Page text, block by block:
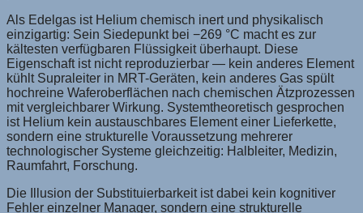
Als Edelgas ist Helium chemisch inert und physikalisch
einzigartig: Sein Siedepunkt bei −269 °C macht es zur
kältesten verfügbaren Flüssigkeit überhaupt. Diese
Eigenschaft ist nicht reproduzierbar — kein anderes Element
kühlt Supraleiter in MRT-Geräten, kein anderes Gas spült
hochreine Waferoberflächen nach chemischen Ätzprozessen
mit vergleichbarer Wirkung. Systemtheoretisch gesprochen
ist Helium kein austauschbares Element einer Lieferkette,
sondern eine strukturelle Voraussetzung mehrerer
technologischer Systeme gleichzeitig: Halbleiter, Medizin,
Raumfahrt, Forschung.
Die Illusion der Substituierbarkeit ist dabei kein kognitiver
Fehler einzelner Manager, sondern eine strukturelle